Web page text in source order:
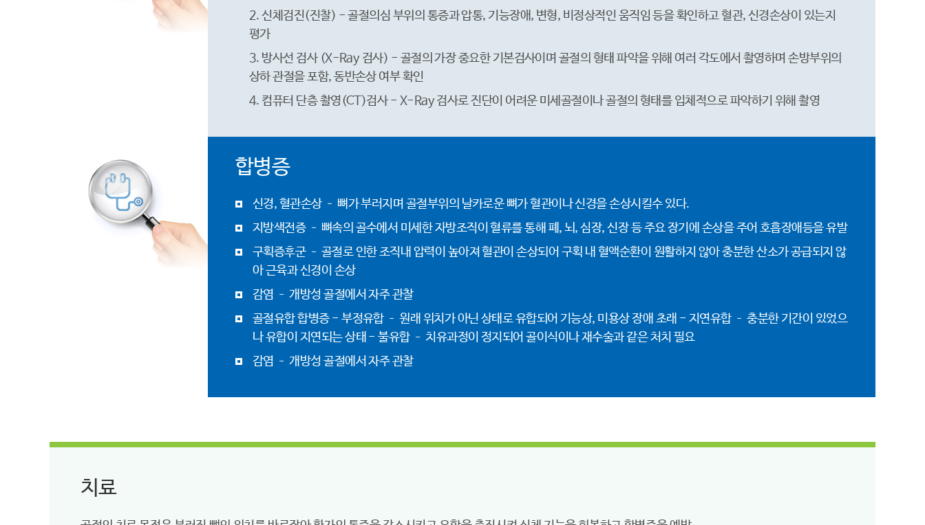
2. 신체검진(진찰) - 골절의심 부위의 통증과 압통, 기능장애, 변형, 비정상적인 움직임 등을 확인하고 혈관, 신경손상이 있는지
평가
3. 방사선 검사 (X-Ray 검사) - 골절의 가장 중요한 기본검사이며 골절의 형태 파악을 위해 여러 각도에서 촬영하며 손방부위의
상하 관절을 포함, 동반손상 여부 확인
4. 컴퓨터 단층 촬영(CT)검사 - X-Ray 검사로 진단이 어려운 미세골절이나 골절의 형태를 입체적으로 파악하기 위해 촬영
합병증
신경, 혈관손상 – 뼈가 부러지며 골절부위의 날카로운 뼈가 혈관이나 신경을 손상시킬수 있다.
지방색전증 – 뼈속의 골수에서 미세한 자방조직이 혈류를 통해 폐, 뇌, 심장, 신장 등 주요 장기에 손상을 주어 호흡장애등을 유발
구획증후군 – 골절로 인한 조직내 압력이 높아져 혈관이 손상되어 구획 내 혈액순환이 원활하지 않아 충분한 산소가 공급되지 않
아 근육과 신경이 손상
감염 – 개방성 골절에서 자주 관찰
골절유합 합병증 - 부정유합 – 원래 위치가 아닌 상태로 유합되어 기능상, 미용상 장애 초래 - 지연유합 – 충분한 기간이 있었으
나 유합이 지연되는 상태 - 불유합 – 치유과정이 정지되어 골이식이나 재수술과 같은 처치 필요
감염 – 개방성 골절에서 자주 관찰
치료